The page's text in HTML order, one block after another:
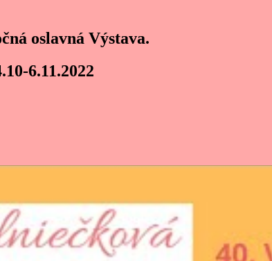
oslavná Výstava.
6.11.2022